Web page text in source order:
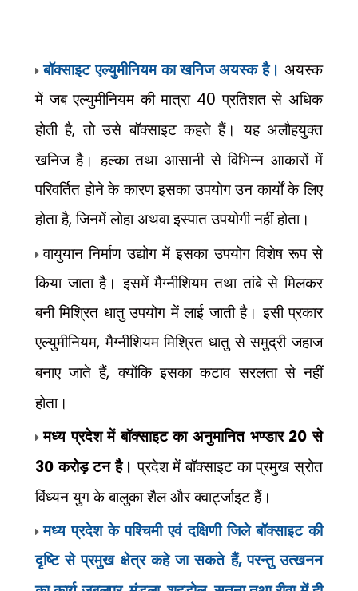
बॉक्साइट एल्युमीनियम का खनिज अयस्क है। अयस्क
में जब एल्युमीनियम की मात्रा 40 प्रतिशत से अधिक
होती है,तो उसे बॉक्साइट कहते हैं। यह अलौहयुक्त
खनिज है। हल्का तथा आसानी से विभिन्न आकारों में
परिवर्तित होने के कारण इसका उपयोग उन कार्यों के लिए
होता है,जिनमें लोहा अथवा इस्पात उपयोगी नहीं होता।
वायुयान निर्माण उद्योग में इसका उपयोग विशेष रूप से
किया जाता है। इसमें मैग्नीशियम तथा तांबे से मिलकर
बनी मिश्रित धातु उपयोग में लाई जाती है। इसी प्रकार
एल्युमीनियम,मैग्नीशियम मिश्रित धातु से समुद्री जहाज
बनाए जाते हैं,क्योंकि इसका कटाव सरलता से नहीं
होता।
मध्य प्रदेश में बॉक्साइट का अनुमानित भण्डार 20 से
30करोड़ टन है। प्रदेश में बॉक्साइट का प्रमुख स्रोत
विंध्यन युग के बालुका शैल और क्वार्ट्जाइट हैं।
मध्य प्रदेश के पश्चिमी एवं दक्षिणी जिले बॉक्साइट की
दृष्टि से प्रमुख क्षेत्र कहे जासकते हैं,परन्तु उत्खनन